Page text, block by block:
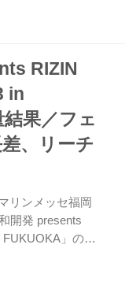
試合／ヌルハ
超過いたしま
反に該当いたし
的に主催者判断
決定いたしまし
て...
RIZIN
in
果／フェ
、リーチ
リンメッセ福岡
開発 presents
」の公
スコミ、そして公
のファンが見つ